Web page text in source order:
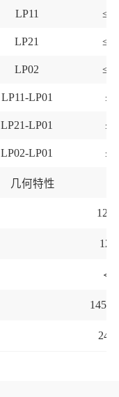
LP11
LP21
LP02
LP11-LP01
LP21-LP01
LP02-LP01
几何特性
125
＜